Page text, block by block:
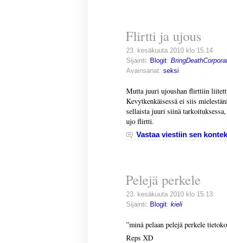
Flirtti ja ujous
23. kesäkuuta 2010 klo 15.14
Sijainti: Blogit:
Avainsanat: seksi
Mutta juuri ujoushan flirttiin
Kevytkenkäisessä ei siis
sellaista juuri siinä
ujo flirtti.
Vastaa viestiin sen
Pelejä perkele
23. kesäkuuta 2010 klo 15.13
Sijainti: Blogit: kieli
”minä pelaan pelejä perkele
Reps XD